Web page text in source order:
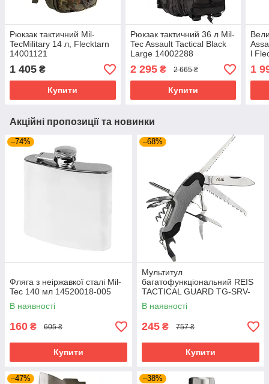
Рюкзак тактичний Mil-
TecMilitary 14 л, Flecktarn
14001121
1 405 ₴
Купити
Рюкзак тактичний 36 л Mil-
Tec Assault Tactical Black
Large 14002288
2 295₴ 2 665 ₴
Купити
l
1
Акційні пропозиції та новинки
–74%
Фляга з неіржавкої сталі Mil-
Tec 140 мл 14520018-005
В наявності
160 ₴ 605 ₴
Купити
–68%
Мультитул
багатофункціональний REIS
TACTICAL GUARD TG-SRV-
MFKP-R SB сіро-чорний
В наявності
245 ₴ 757 ₴
Купити
–47% –38%